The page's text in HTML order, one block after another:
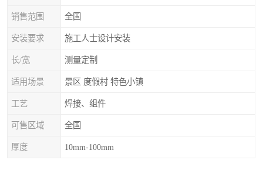
销售范围 全国
安装要求 施工人士设计安装
长/宽 测量定制
适用场景 景区 度假村 特色小镇
工艺 焊接、组件
可售区域 全国
厚度 10mm-100mm